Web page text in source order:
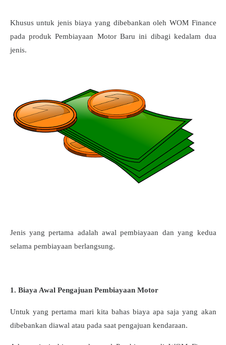
Khusus untuk jenis biaya yang dibebankan oleh WOM Finance
pada produk Pembiayaan Motor Baru ini dibagi kedalam dua
jenis.
Jenis yang pertama adalah awal pembiayaan dan yang kedua
selama pembiayaan berlangsung.
1. Biaya Awal Pengajuan Pembiayaan Motor
Untuk yang pertama mari kita bahas biaya apa saja yang akan
dibebankan diawal atau pada saat pengajuan kendaraan.